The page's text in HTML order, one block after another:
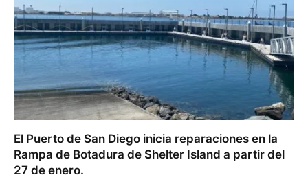
El Puerto de San Diego inicia reparaciones en la
Rampa de Botadura de Shelter Island a partir del
27 de enero.